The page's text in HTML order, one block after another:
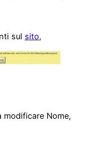
sul sito,
modificare Nome,